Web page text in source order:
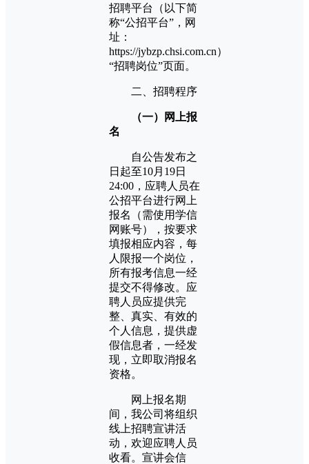
招聘平台（以下简
称“公招平台”，网
址：
https://jybzp.chsi.com.cn）
“招聘岗位”页面。
二、招聘程序
（一）网上报
名
自公告发布之
日起至10月19日
24:00，应聘人员在
公招平台进行网上
报名（需使用学信
网账号），按要求
填报相应内容，每
人限报一个岗位，
所有报考信息一经
提交不得修改。应
聘人员应提供完
整、真实、有效的
个人信息，提供虚
假信息者，一经发
现，立即取消报名
资格。
网上报名期
间，我公司将组织
线上招聘宣讲活
动，欢迎应聘人员
收看。宣讲会信